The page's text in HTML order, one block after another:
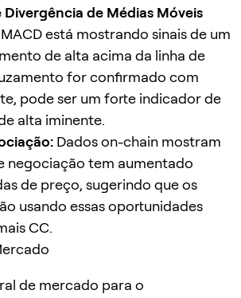
de Médias Móveis
está mostrando sinais de um
de alta acima da linha de
for confirmado com
pode ser um forte indicador de
alta iminente.
Dados on-chain mostram
negociação tem aumentado
de preço, sugerindo que os
usando essas oportunidades
CC.
de mercado para o